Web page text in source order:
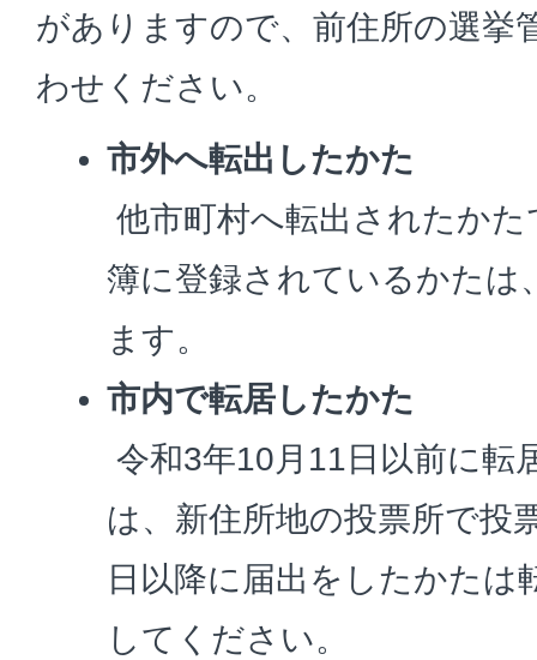
がありますので、前住所の選挙
わせください。
市外へ転出したかた
他市町村へ転出されたか
簿に登録されているかたは
ます。
市内で転居したかた
令和3年10月11日以前に転
は、新住所地の投票所で投
日以降に届出をしたかたは
してください。